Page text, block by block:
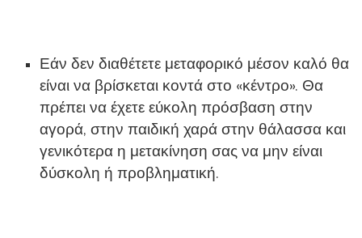
Εάν δεν διαθέτετε μεταφορικό μέσον καλό θα
είναι να βρίσκεται κοντά στο «κέντρο». Θα
πρέπει να έχετε εύκολη πρόσβαση στην
αγορά, στην παιδική χαρά στην θάλασσα και
γενικότερα η μετακίνηση σας να μην είναι
δύσκολη ή προβληματική.